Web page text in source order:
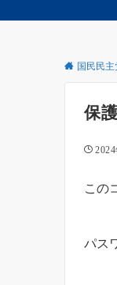
国民民
保
この
パス